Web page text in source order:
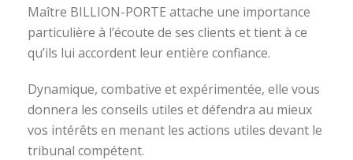
Maître BILLION-PORTE attache une importance
particulière à l’écoute de ses clients et tient à ce
qu’ils lui accordent leur entière confiance.
Dynamique, combative et expérimentée, elle vous
donnera les conseils utiles et défendra au mieux
vos intérêts en menant les actions utiles devant le
tribunal compétent.